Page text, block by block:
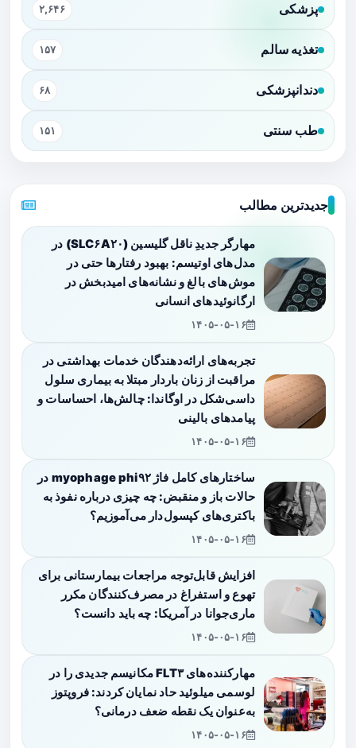
پزشکی ۲,۶۴۶
تغذیه سالم ۱۵۷
دندانپزشکی ۶۸
طب سنتی ۱۵۱
جدیدترین مطالب
مهارگر جدیدِ ناقل گلیسین (SLC۶A۲۰) در
مدل‌های اوتیسم: بهبود رفتارها حتی در
موش‌های بالغ و نشانه‌های امیدبخش در
ارگانوئیدهای انسانی
۱۴۰۵-۰۵-۱۶
تجربه‌های ارائه‌دهندگان خدمات بهداشتی در
مراقبت از زنان باردار مبتلا به بیماری سلول
داسی‌شکل در اوگاندا: چالش‌ها، احساسات و
پیامدهای بالینی
۱۴۰۵-۰۵-۱۶
ساختارهای کامل فاژ myophage phi۹۲ در
حالات باز و منقبض: چه چیزی درباره نفوذ به
باکتری‌های کپسول‌دار می‌آموزیم؟
۱۴۰۵-۰۵-۱۶
افزایش قابل‌توجه مراجعات بیمارستانی برای
تهوع و استفراغ در مصرف‌کنندگان مکرر
ماری‌جوانا در آمریکا: چه باید دانست؟
۱۴۰۵-۰۵-۱۶
مهارکننده‌های FLT۳ مکانیسم جدیدی را در
لوسمی میلوئید حاد نمایان کردند: فروپتوز
به‌عنوان یک نقطه ضعف درمانی؟
۱۴۰۵-۰۵-۱۶